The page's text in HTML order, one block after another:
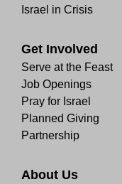
Israel in Crisis
Get Involved
Serve at the Feast
Job Openings
Pray for Israel
Planned Giving
Partnership
About Us